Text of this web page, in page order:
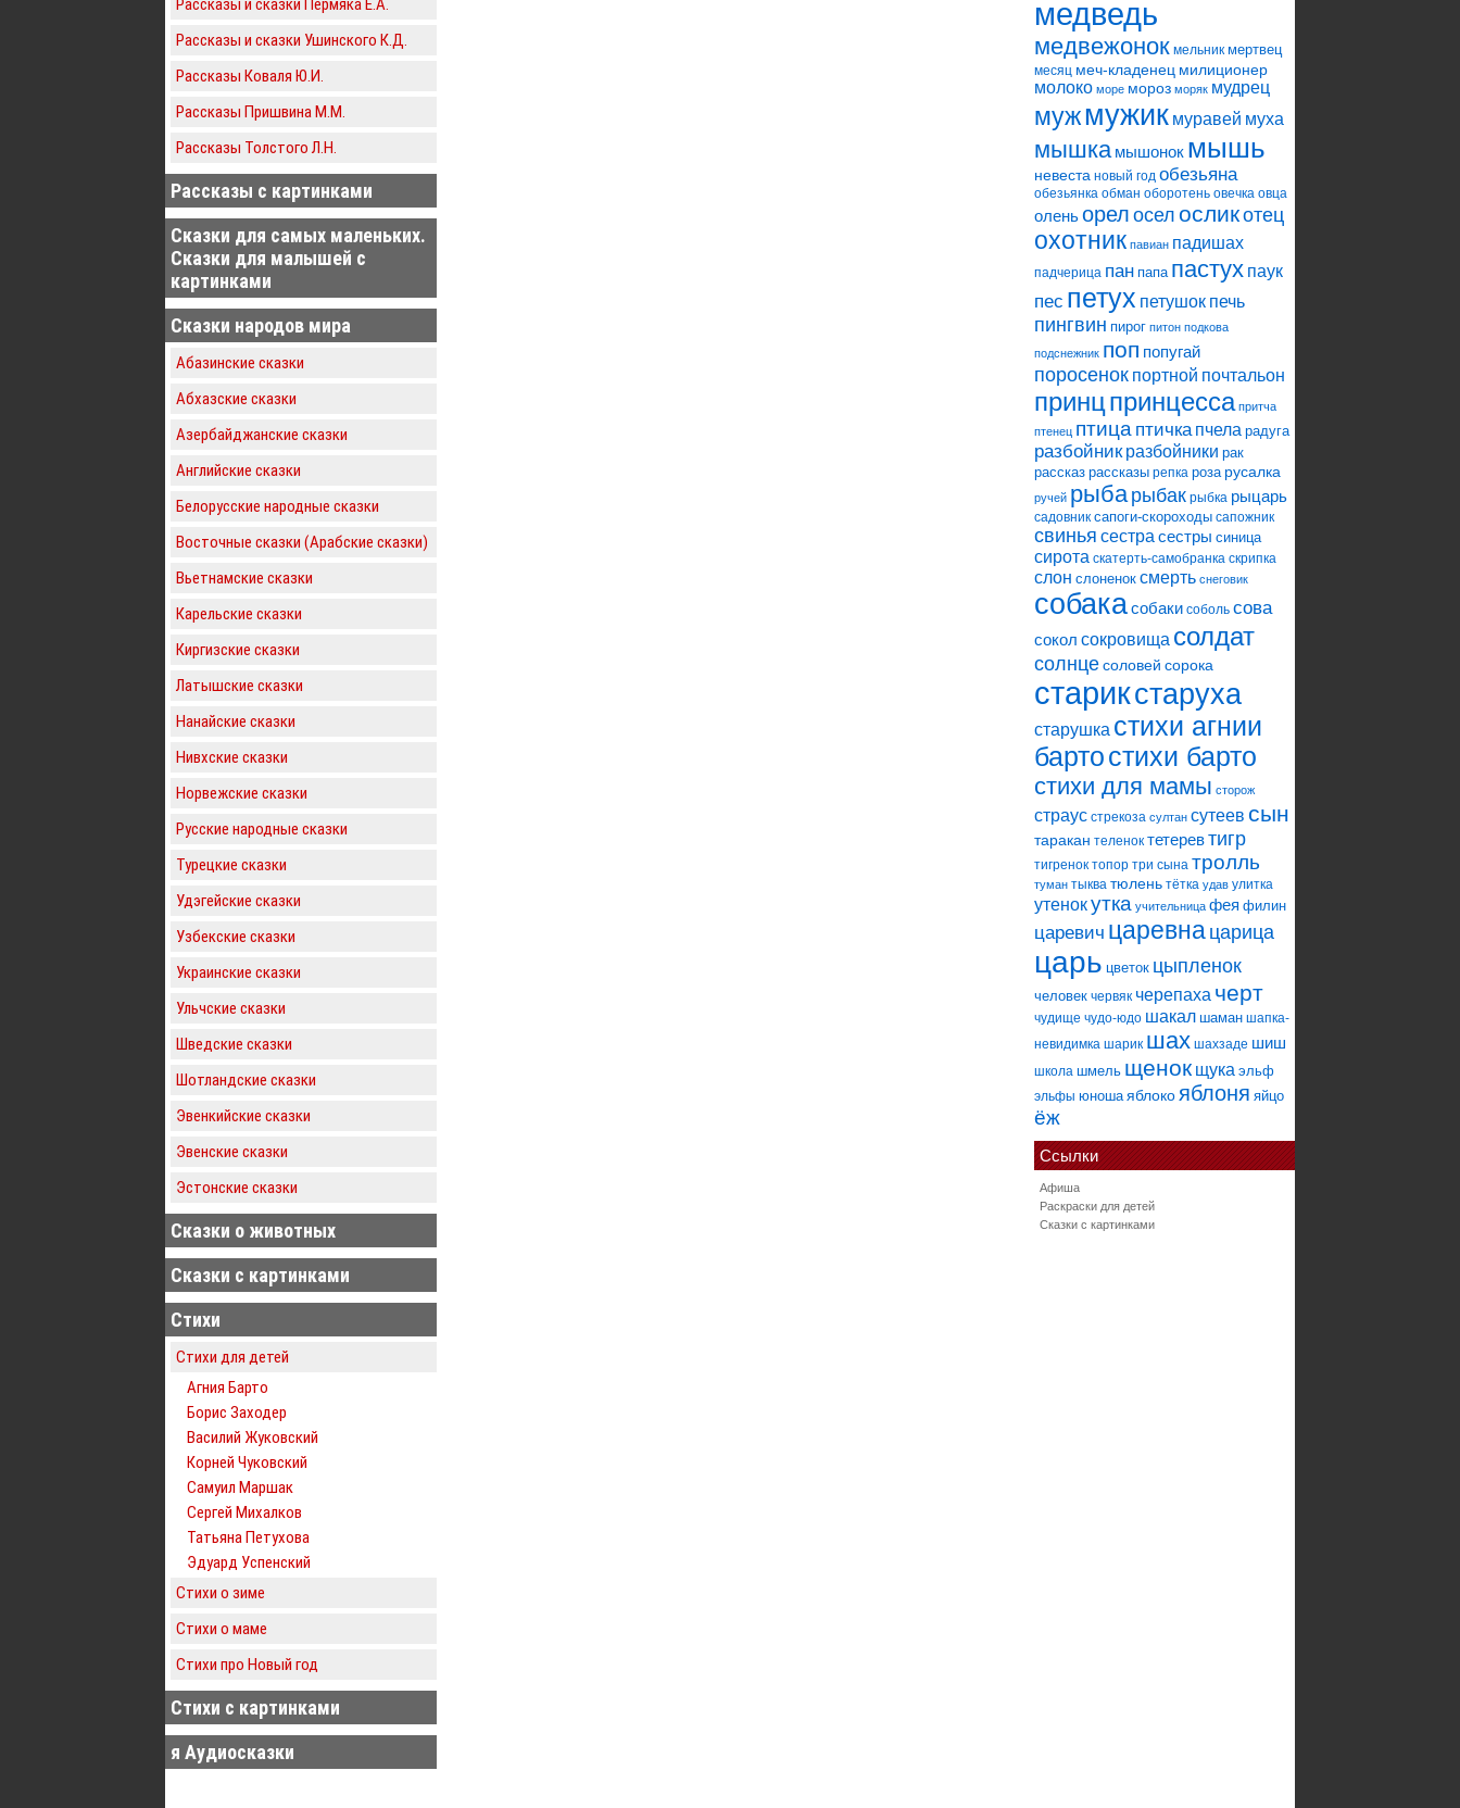
Рассказы и сказки Пермяка Е.А.
Рассказы и сказки Ушинского К.Д.
Рассказы Коваля Ю.И.
Рассказы Пришвина М.М.
Рассказы Толстого Л.Н.
Рассказы с картинками
Сказки для самых маленьких.
Сказки для малышей с
картинками
Сказки народов мира
Абазинские сказки
Абхазские сказки
Азербайджанские сказки
Английские сказки
Белорусские народные сказки
Восточные сказки (Арабские сказки)
Вьетнамские сказки
Карельские сказки
Киргизские сказки
Латышские сказки
Нанайские сказки
Нивхские сказки
Норвежские сказки
Русские народные сказки
Турецкие сказки
Удэгейские сказки
Узбекские сказки
Украинские сказки
Ульчские сказки
Шведские сказки
Шотландские сказки
Эвенкийские сказки
Эвенские сказки
Эстонские сказки
Сказки о животных
Сказки с картинками
Стихи
Стихи для детей
Агния Барто
Борис Заходер
Василий Жуковский
Корней Чуковский
Самуил Маршак
Сергей Михалков
Татьяна Петухова
Эдуард Успенский
Стихи о зиме
Стихи о маме
Стихи про Новый год
Стихи с картинками
я Аудиосказки
медведь
медвежонок мельник мертвец
месяц меч-кладенец милиционер
молоко море мороз моряк мудрец
мужмужик муравей муха
мышка мышонок мышь
невеста новый год обезьяна
обезьянка обман оборотень овечка овца
оленьорелоселосликотец
охотник павиан падишах
падчерица пан папа пастух паук
пес петух петушок печь
пингвин пирог питон подкова
подснежник поп попугай
поросенок портной почтальон
принцпринцесса притча
птенец птица птичка пчела радуга
разбойник разбойники рак
рассказ рассказы репка роза русалка
ручей рыбарыбак рыбка рыцарь
садовник сапоги-скороходы сапожник
свинья сестра сестры синица
сирота скатерть-самобранка скрипка
слон слоненок смерть снеговик
собакасобаки соболь сова
сокол сокровища солдат
солнцесоловей сорока
старикстаруха
старушка стихи агнии
бартостихи барто
стихи для мамы сторож
страус стрекоза султан сутеев сын
таракан теленок тетеревтигр
тигренок топор три сына тролль
туман тыква тюлень тётка удав улитка
утенокутка учительница фея филин
царевич царевна царица
царь цветок цыпленок
человек червяк черепаха черт
чудище чудо-юдо шакал шаман шапка-
невидимка шарик шах шахзаде шиш
школа шмель щенок щука эльф
эльфы юноша яблоко яблоня яйцо
ёж
Ссылки
Афиша
Раскраски для детей
Сказки с картинками